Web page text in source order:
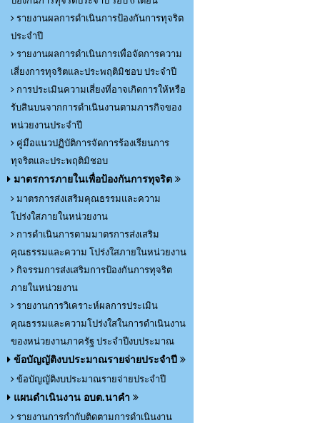
รายงานผลการดำเนินการป้องกันการทุจริต
ประจำปี
รายงานผลการดำเนินการเพื่อจัดการความ
เสี่ยงการทุจริตและประพฤติมิชอบ ประจำปี
การประเมินความเสี่ยงที่อาจเกิดการให้หรือ
รับสินบนจากการดำเนินงานตามภารกิจของ
หน่วยงานประจำปี
คู่มือแนวปฏิบัติการจัดการร้องเรียนการ
ทุจริตและประพฤติมิชอบ
มาตรการภายในเพื่อป้องกันการทุจริต
มาตรการส่งเสริมคุณธรรมและความ
โปร่งใสภายในหน่วยงาน
การดำเนินการตามมาตรการส่งเสริม
คุณธรรมและความ โปร่งใสภายในหน่วยงาน
กิจรรมการส่งเสริมการป้องกันการทุจริต
ภายในหน่วยงาน
รายงานการวิเคราะห์ผลการประเมิน
คุณธรรมและความโปร่งใสในการดำเนินงาน
ของหน่วยงานภาครัฐ ประจำปีงบประมาณ
ข้อบัญญัติงบประมาณรายจ่ายประจำปี
ข้อบัญญัติงบประมาณรายจ่ายประจำปี
แผนดำเนินงาน อบต.นาคำ
รายงานการกำกับติดตามการดำเนินงาน